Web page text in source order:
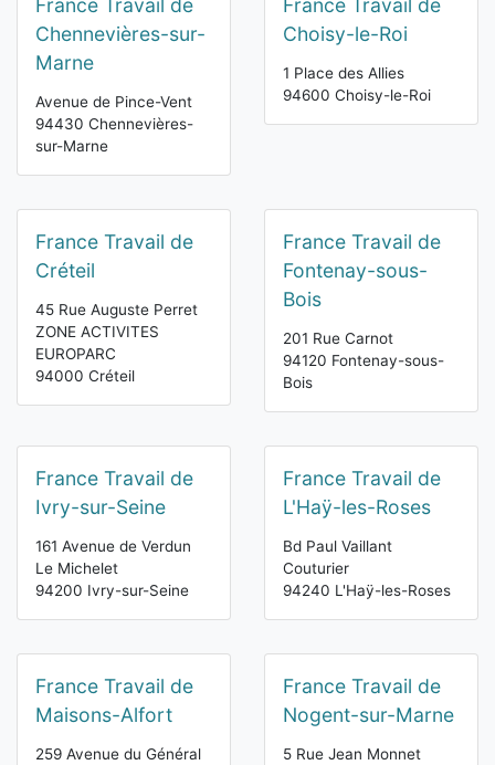
France Travail de
Chennevières-sur-
Marne
Avenue de Pince-Vent
94430 Chennevières-
sur-Marne
France Travail de
Choisy-le-Roi
1 Place des Allies
94600 Choisy-le-Roi
France Travail de
Créteil
45 Rue Auguste Perret
ZONE ACTIVITES
EUROPARC
94000 Créteil
France Travail de
Fontenay-sous-
Bois
201 Rue Carnot
94120 Fontenay-sous-
Bois
France Travail de
Ivry-sur-Seine
161 Avenue de Verdun
Le Michelet
94200 Ivry-sur-Seine
France Travail de
L'Haÿ-les-Roses
Bd Paul Vaillant
Couturier
94240 L'Haÿ-les-Roses
France Travail de
Maisons-Alfort
259 Avenue du Général
France Travail de
Nogent-sur-Marne
5 Rue Jean Monnet